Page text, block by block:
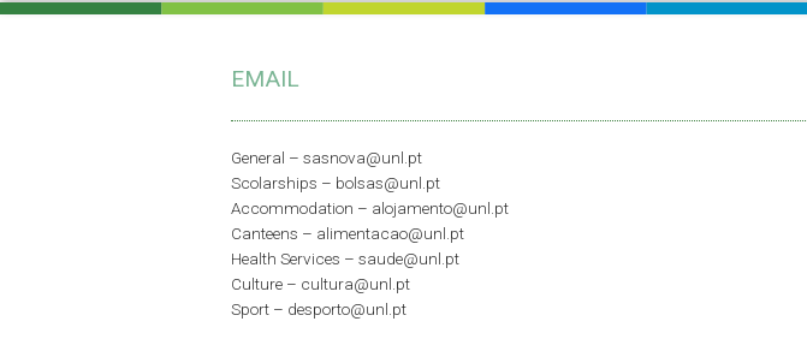
EMAIL
General – sasnova@unl.pt
Scolarships – bolsas@unl.pt
Accommodation – alojamento@unl.pt
Canteens – alimentacao@unl.pt
Health Services – saude@unl.pt
Culture – cultura@unl.pt
Sport – desporto@unl.pt